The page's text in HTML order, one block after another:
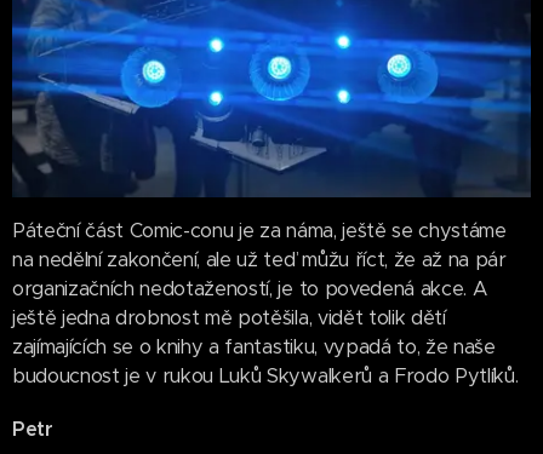
Páteční část Comic-conu je za náma, ještě se chystáme
na nedělní zakončení, ale už teď můžu říct, že až na pár
organizačních nedotažeností, je to povedená akce. A
ještě jedna drobnost mě potěšila, vidět tolik dětí
zajímajících se o knihy a fantastiku, vypadá to, že naše
budoucnost je v rukou Luků Skywalkerů a Frodo Pytlíků.
Petr